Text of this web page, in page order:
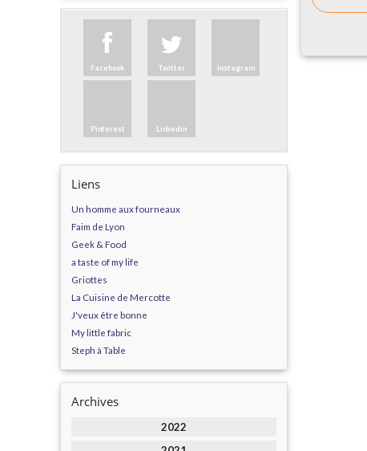
Facebook Twitter Instagram
Pinterest Linkedin
Liens
Un homme aux fourneaux
Faim de Lyon
Geek & Food
a taste of my life
Griottes
La Cuisine de Mercotte
J'veux être bonne
My little fabric
Steph à Table
Archives
2022